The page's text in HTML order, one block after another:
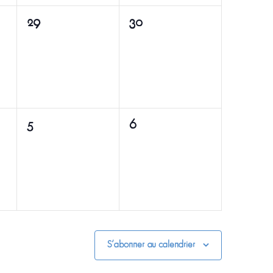
0
29
0
30
0
5
0
6
S’abonner au calendrier